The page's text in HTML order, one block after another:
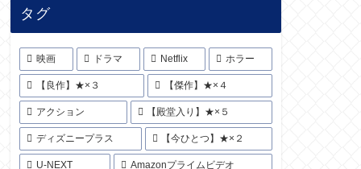
タグ
映画 ドラマ Netflix ホラー
【良作】★×３ 【傑作】★×４
アクション 【殿堂入り】★×５
ディズニープラス 【今ひとつ】★×２
U-NEXT Amazonプライムビデオ